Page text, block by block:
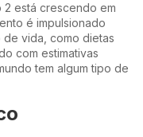
2 está crescendo em
é impulsionado
de vida, como dietas
com estimativas
tem algum tipo de